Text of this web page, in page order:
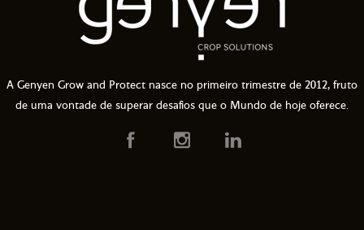
A Genyen Grow and Protect nasce no primeiro trimestre de 2012, fruto
de uma vontade de superar desafios que o Mundo de hoje oferece.